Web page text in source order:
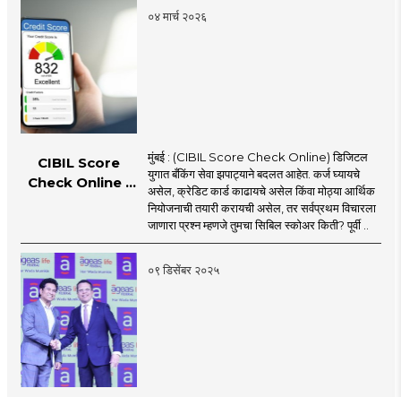
०४ मार्च २०२६
CIBIL Score
Check Online :
मुंबई : (CIBIL Score Check Online) डिजिटल
युगात बँकिंग सेवा झपाट्याने बदलत आहेत. कर्ज घ्यायचे
असेल, क्रेडिट कार्ड काढायचे असेल किंवा मोठ्या आर्थिक
नियोजनाची तयारी करायची असेल, तर सर्वप्रथम विचारला
जाणारा प्रश्न म्हणजे तुमचा सिबिल स्कोअर किती? पूर्वी ..
०९ डिसेंबर २०२५